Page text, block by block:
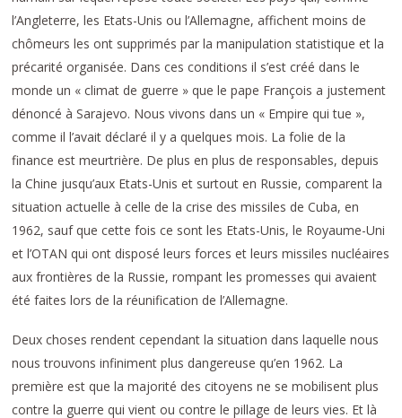
l’Angleterre, les Etats-Unis ou l’Allemagne, affichent moins de
chômeurs les ont supprimés par la manipulation statistique et la
précarité organisée. Dans ces conditions il s’est créé dans le
monde un « climat de guerre » que le pape François a justement
dénoncé à Sarajevo. Nous vivons dans un « Empire qui tue »,
comme il l’avait déclaré il y a quelques mois. La folie de la
finance est meurtrière. De plus en plus de responsables, depuis
la Chine jusqu’aux Etats-Unis et surtout en Russie, comparent la
situation actuelle à celle de la crise des missiles de Cuba, en
1962, sauf que cette fois ce sont les Etats-Unis, le Royaume-Uni
et l’OTAN qui ont disposé leurs forces et leurs missiles nucléaires
aux frontières de la Russie, rompant les promesses qui avaient
été faites lors de la réunification de l’Allemagne.
Deux choses rendent cependant la situation dans laquelle nous
nous trouvons infiniment plus dangereuse qu’en 1962. La
première est que la majorité des citoyens ne se mobilisent plus
contre la guerre qui vient ou contre le pillage de leurs vies. Et là